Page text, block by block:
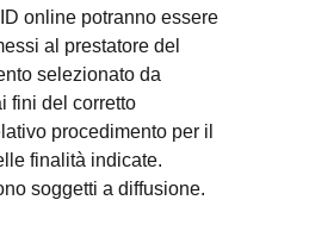
online potranno essere
al prestatore del
selezionato da
fini del corretto
procedimento per il
finalità indicate.
soggetti a diffusione.